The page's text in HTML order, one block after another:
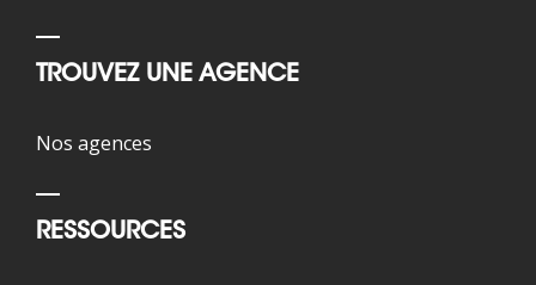
TROUVEZ UNE AGENCE
Nos agences
RESSOURCES